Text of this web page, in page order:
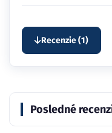
Recenzie (1)
Posledné